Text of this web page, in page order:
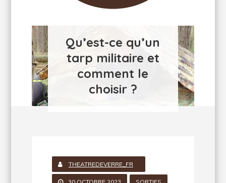
Theatredeverre
Qu’est-ce qu’un
tarp militaire et
comment le
choisir ?
THEATREDEVERRE_FR